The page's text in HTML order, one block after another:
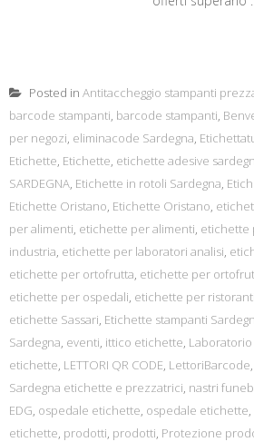
Posted in Antitaccheggio stampanti
barcode stampanti, barcode stampanti,
per negozi, eliminacode Sardegna,
Etichette, Etichette, etichette adesive
SARDEGNA, Etichette in rotoli Sardegna,
Etichette Oristano, Etichette Oristano,
per alimenti, etichette per alimenti, etichette
industria, etichette per laboratori analisi,
etichette per ortofrutta, etichette per
etichette per ospedali, etichette per ristoranti
etichette Sassari, Etichette stampanti
Sardegna, eventi, ittico etichette,
etichette, LETTORI QR CODE, LettoriBarcode,
Sardegna etichette e prezzatrici, nastri
EDG, ospedale etichette, ospedale etichette,
etichette, prodotti, prodotti, Protezione